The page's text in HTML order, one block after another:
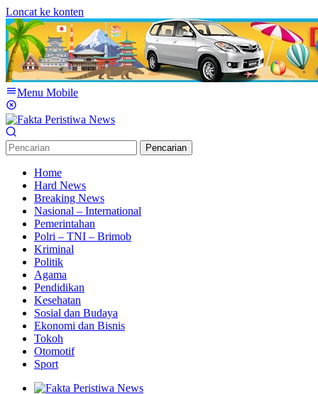
Loncat ke konten
Menu Mobile
Pencarian
Home
Hard News
Breaking News
Nasional – International
Pemerintahan
Polri – TNI – Brimob
Kriminal
Politik
Agama
Pendidikan
Kesehatan
Sosial dan Budaya
Ekonomi dan Bisnis
Tokoh
Otomotif
Sport